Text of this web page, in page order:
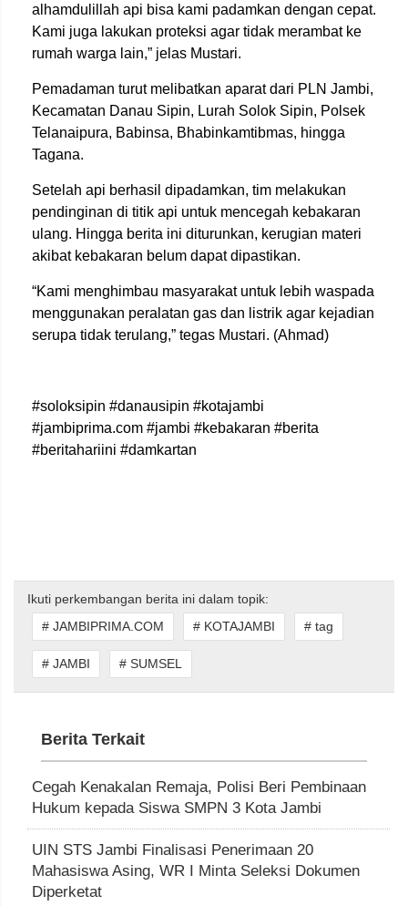
alhamdulillah api bisa kami padamkan dengan cepat.
Kami juga lakukan proteksi agar tidak merambat ke
rumah warga lain,” jelas Mustari.
Pemadaman turut melibatkan aparat dari PLN Jambi,
Kecamatan Danau Sipin, Lurah Solok Sipin, Polsek
Telanaipura, Babinsa, Bhabinkamtibmas, hingga
Tagana.
Setelah api berhasil dipadamkan, tim melakukan
pendinginan di titik api untuk mencegah kebakaran
ulang. Hingga berita ini diturunkan, kerugian materi
akibat kebakaran belum dapat dipastikan.
“Kami menghimbau masyarakat untuk lebih waspada
menggunakan peralatan gas dan listrik agar kejadian
serupa tidak terulang,” tegas Mustari. (Ahmad)
#soloksipin #danausipin #kotajambi
#jambiprima.com #jambi #kebakaran #berita
#beritahariini #damkartan
Ikuti perkembangan berita ini dalam topik:
# JAMBIPRIMA.COM
# KOTAJAMBI # tag
# JAMBI # SUMSEL
Berita Terkait
Cegah Kenakalan Remaja, Polisi Beri Pembinaan
Hukum kepada Siswa SMPN 3 Kota Jambi
UIN STS Jambi Finalisasi Penerimaan 20
Mahasiswa Asing, WR I Minta Seleksi Dokumen
Diperketat